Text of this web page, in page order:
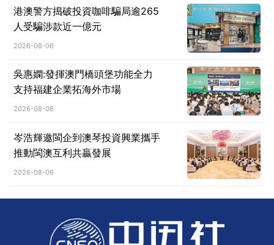
港澳警方搗破投資咖啡騙局逾265
人受騙涉款近一億元
2026-08-06
吳惠嫻:發揮澳門橋頭堡功能全力
支持福建企業拓海外市場
2026-08-06
岑浩輝邀閩企到澳琴投資興業攜手
推動閩澳互利共贏發展
2026-08-06